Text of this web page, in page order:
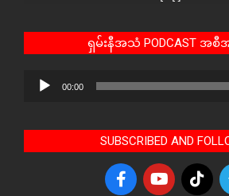
ရှမ်းနီအသံ PODCAST အစီအ
Audio
00:00
SUBSCRIBED AND